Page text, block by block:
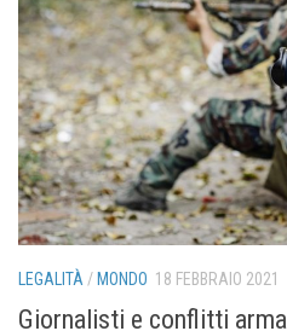
LEGALITÀ/ MONDO 18 FEBBRAIO 2021
Giornalisti e conflitti